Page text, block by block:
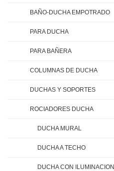
BAÑO-DUCHA EMPOTRADO
PARA DUCHA
PARA BAÑERA
COLUMNAS DE DUCHA
DUCHAS Y SOPORTES
ROCIADORES DUCHA
DUCHA MURAL
DUCHA A TECHO
DUCHA CON ILUMINACION